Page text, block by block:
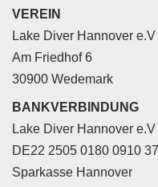
VEREIN
Lake Diver Hannover e.V
Am Friedhof 6
30900 Wedemark
BANKVERBINDUNG
Lake Diver Hannover e.V
DE22 2505 0180 0910
Sparkasse Hannover